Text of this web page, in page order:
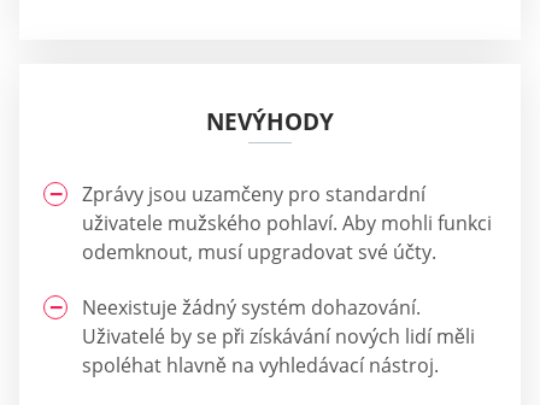
NEVÝHODY
Zprávy jsou uzamčeny pro standardní
uživatele mužského pohlaví. Aby mohli funkci
odemknout, musí upgradovat své účty.
Neexistuje žádný systém dohazování.
Uživatelé by se při získávání nových lidí měli
spoléhat hlavně na vyhledávací nástroj.